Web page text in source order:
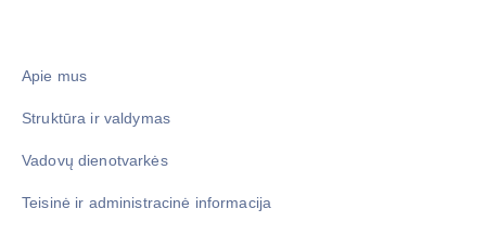
Apie mus
Struktūra ir valdymas
Vadovų dienotvarkės
Teisinė ir administracinė informacija